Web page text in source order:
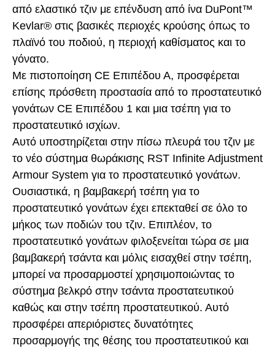
από ελαστικό τζιν με επένδυση από ίνα DuPont™
Kevlar® στις βασικές περιοχές κρούσης όπως το
πλαϊνό του ποδιού, η περιοχή καθίσματος και το
γόνατο.
Με πιστοποίηση CE Επιπέδου Α, προσφέρεται
επίσης πρόσθετη προστασία από το προστατευτικό
γονάτων CE Επιπέδου 1 και μια τσέπη για το
προστατευτικό ισχίων.
Αυτό υποστηρίζεται στην πίσω πλευρά του τζιν με
το νέο σύστημα θωράκισης RST Infinite Adjustment
Armour System για το προστατευτικό γονάτων.
Ουσιαστικά, η βαμβακερή τσέπη για το
προστατευτικό γονάτων έχει επεκταθεί σε όλο το
μήκος των ποδιών του τζιν. Επιπλέον, το
προστατευτικό γονάτων φιλοξενείται τώρα σε μια
βαμβακερή τσάντα και μόλις εισαχθεί στην τσέπη,
μπορεί να προσαρμοστεί χρησιμοποιώντας το
σύστημα βελκρό στην τσάντα προστατευτικού
καθώς και στην τσέπη προστατευτικού. Αυτό
προσφέρει απεριόριστες δυνατότητες
προσαρμογής της θέσης του προστατευτικού και